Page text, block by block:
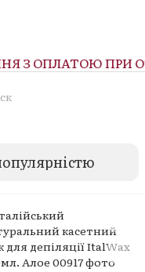
З ОПЛАТОЮ ПРИ